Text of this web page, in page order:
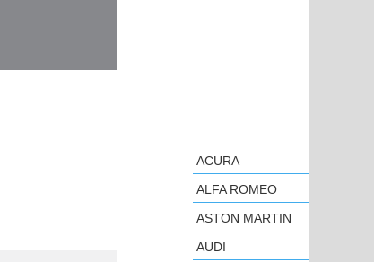
ACURA
ALFA ROMEO
ASTON MARTIN
AUDI